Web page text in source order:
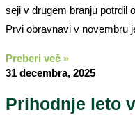
seji v drugem branju potrdil
Prvi obravnavi v novembru
Preberi več »
31 decembra, 2025
Prihodnje leto